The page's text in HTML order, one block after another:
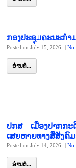
ກອງປະຊຸມຄະນະກຳມ
Posted on July 15, 2026 | No
ອ່ານຕໍ່...
ປກສ ເມືອງປາກກ
ເສຍຫາຍທາງສື່ສັງຄົ
Posted on July 14, 2026 | No
ອ່ານຕໍ່...